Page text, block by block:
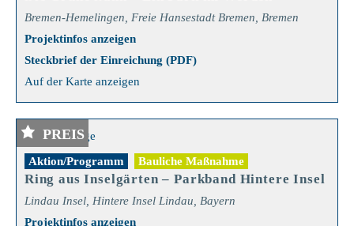
Bremen-Hemelingen, Freie Hansestadt Bremen, Bremen
Projektinfos anzeigen
Steckbrief der Einreichung (PDF)
Auf der Karte anzeigen
Aktion/Programm Bauliche Maßnahme
Ring aus Inselgärten – Parkband Hintere Insel
Lindau Insel, Hintere Insel Lindau, Bayern
Projektinfos anzeigen
PREIS